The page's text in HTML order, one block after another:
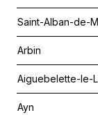
Saint-Alban-de-
Arbin
Aiguebelette-le-
Ayn